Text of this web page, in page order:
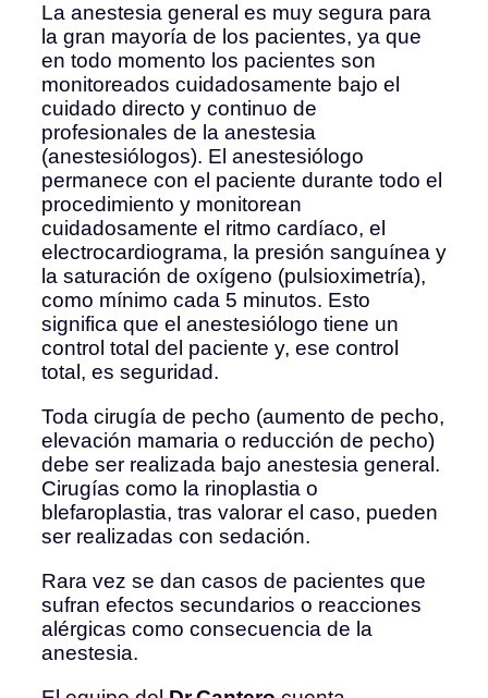
La anestesia general es muy segura para
la gran mayoría de los pacientes, ya que
en todo momento los pacientes son
monitoreados cuidadosamente bajo el
cuidado directo y continuo de
profesionales de la anestesia
(anestesiólogos). El anestesiólogo
permanece con el paciente durante todo el
procedimiento y monitorean
cuidadosamente el ritmo cardíaco, el
electrocardiograma, la presión sanguínea y
la saturación de oxígeno (pulsioximetría),
como mínimo cada 5 minutos. Esto
significa que el anestesiólogo tiene un
control total del paciente y, ese control
total, es seguridad.
Toda cirugía de pecho (aumento de pecho,
elevación mamaria o reducción de pecho)
debe ser realizada bajo anestesia general.
Cirugías como la rinoplastia o
blefaroplastia, tras valorar el caso, pueden
ser realizadas con sedación.
Rara vez se dan casos de pacientes que
sufran efectos secundarios o reacciones
alérgicas como consecuencia de la
anestesia.